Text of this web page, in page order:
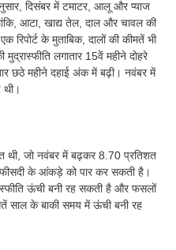
दिसंबर में टमाटर, आलू और प्याज
आटा, खाद्य तेल, दाल और चावल की
रिपोर्ट के मुताबिक, दालों की कीमतें भी
लगातार 15वें महीने दोहरे
छठे महीने दहाई अंक में बढ़ी। नवंबर में
थी।
थी, जो नवंबर में बढ़कर 8.70 प्रतिशत
फीसदी के आंकड़े को पार कर सकती है।
ऊंची बनी रह सकती है और फसलों
साल के बाकी समय में ऊंची बनी रह